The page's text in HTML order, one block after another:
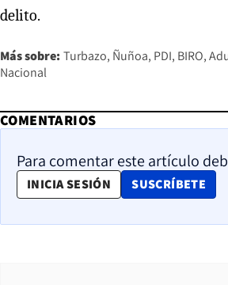
delito.
Más sobre: Turbazo Ñuñoa PDI BIRO
Nacional
COMENTARIOS
Para comentar este artículo
INICIA SESIÓN SUSCRÍBETE
OPENS IN NEW